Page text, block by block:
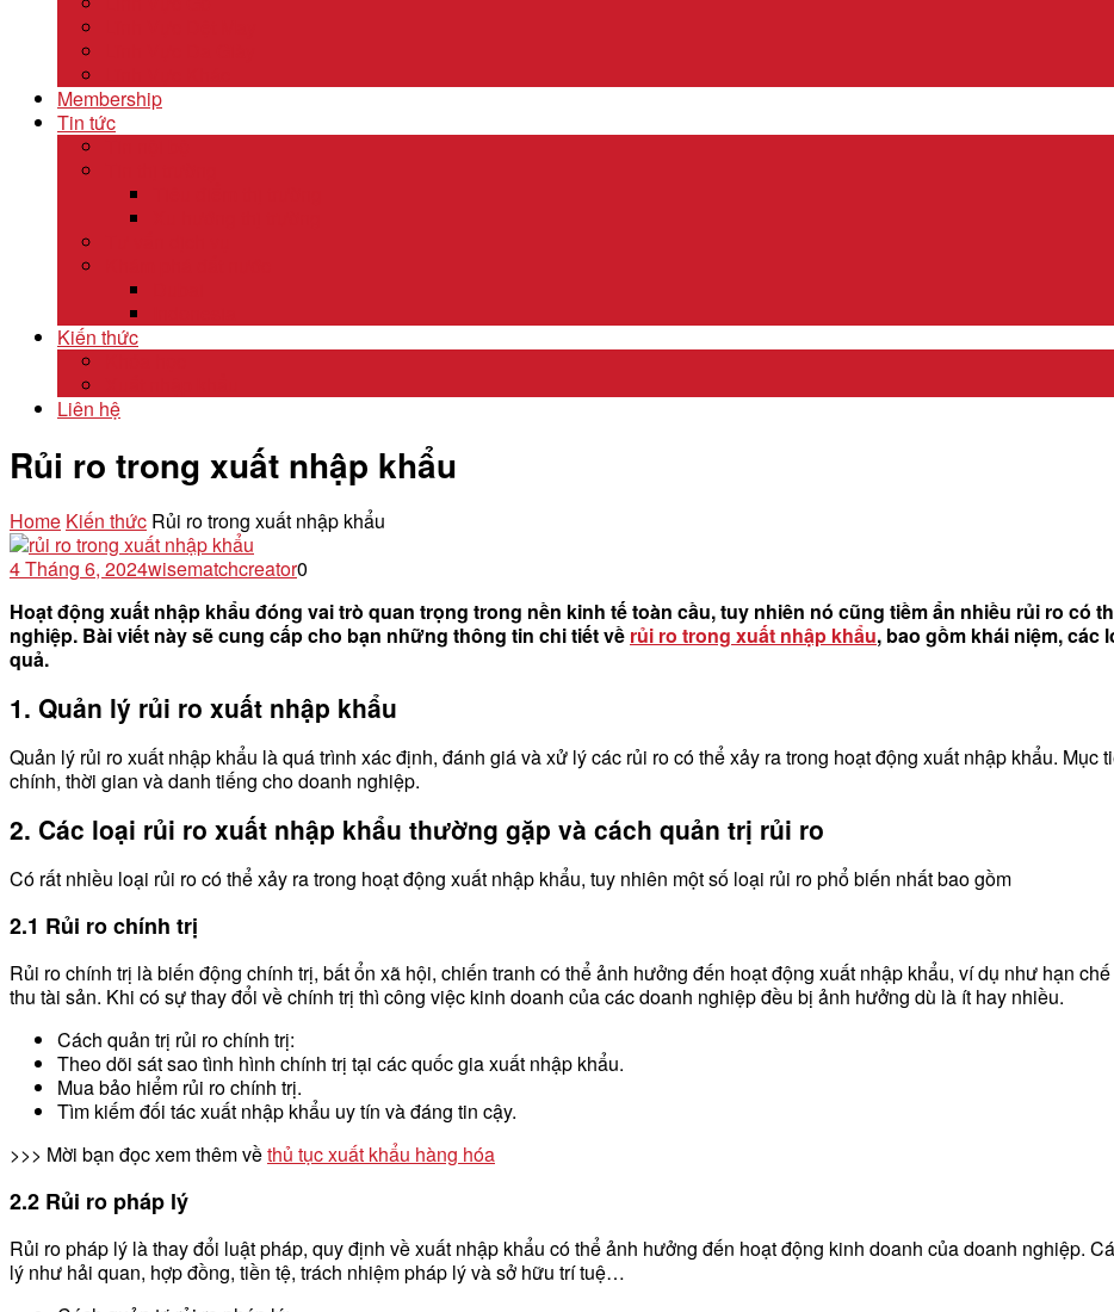
Membership
Tin tức
Kiến thức
Liên hệ
Rủi ro trong xuất nhập khẩu
Home Kiến thức Rủi ro trong xuất nhập khẩu
4 Tháng 6, 2024wisematchcreator0
Hoạt động xuất nhập khẩu đóng vai trò quan trọng trong nền kinh tế toàn cầu, tuy nhiên nó cũng tiềm ẩn nhiều rủi ro có
nghiệp. Bài viết này sẽ cung cấp cho bạn những thông tin chi tiết về rủi ro trong xuất nhập khẩu, bao gồm khái niệm, các
quả.
1. Quản lý rủi ro xuất nhập khẩu
Quản lý rủi ro xuất nhập khẩu là quá trình xác định, đánh giá và xử lý các rủi ro có thể xảy ra trong hoạt động xuất nhập khẩu. Mục
chính, thời gian và danh tiếng cho doanh nghiệp.
2. Các loại rủi ro xuất nhập khẩu thường gặp và cách quản trị rủi ro
Có rất nhiều loại rủi ro có thể xảy ra trong hoạt động xuất nhập khẩu, tuy nhiên một số loại rủi ro phổ biến nhất bao gồm
2.1 Rủi ro chính trị
Rủi ro chính trị là biến động chính trị, bất ổn xã hội, chiến tranh có thể ảnh hưởng đến hoạt động xuất nhập khẩu, ví dụ như hạn
thu tài sản. Khi có sự thay đổi về chính trị thì công việc kinh doanh của các doanh nghiệp đều bị ảnh hưởng dù là ít hay nhiều.
Cách quản trị rủi ro chính trị:
Theo dõi sát sao tình hình chính trị tại các quốc gia xuất nhập khẩu.
Mua bảo hiểm rủi ro chính trị.
Tìm kiếm đối tác xuất nhập khẩu uy tín và đáng tin cậy.
>>> Mời bạn đọc xem thêm vềthủ tục xuất khẩu hàng hóa
2.2 Rủi ro pháp lý
Rủi ro pháp lý là thay đổi luật pháp, quy định về xuất nhập khẩu có thể ảnh hưởng đến hoạt động kinh doanh của doanh nghiệp.
lý như hải quan, hợp đồng, tiền tệ, trách nhiệm pháp lý và sở hữu trí tuệ…